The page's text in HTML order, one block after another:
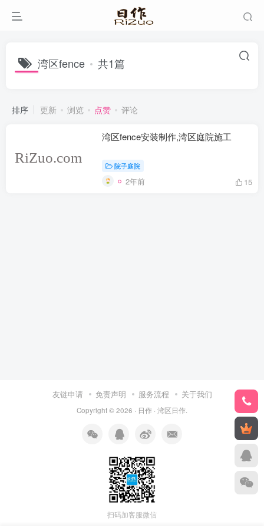
湾区fence 共1篇
排序 更新 浏览 点赞 评论
湾区fence安装制作,湾区庭院施工
院子庭院
2年前 15
友链申请 免责声明 服务流程 关于我们
Copyright © 2026 · 日作 · 湾区日作
扫码加客服微信